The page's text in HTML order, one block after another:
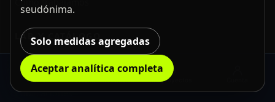
Alquiler Mis proyectos
LAB Y CATÁLOGO
Sensores y hardware abierto
Apps y software
Publicaciones
seudónima.
Solo medidas agregadas
Aceptar analítica completa